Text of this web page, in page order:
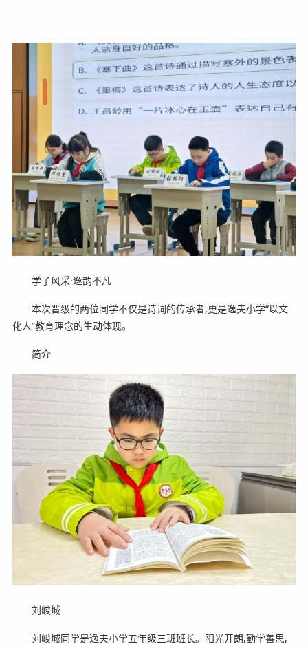
学子风采·逸韵不凡
本次晋级的两位同学不仅是诗词的传承者,更是逸夫小学“以文
化人”教育理念的生动体现。
简介
刘峻城
刘峻城同学是逸夫小学五年级三班班长。阳光开朗,勤学善思,